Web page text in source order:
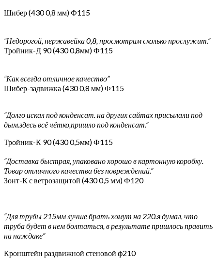
Шибер (430 0,8 мм) Ф115
“Недорогой, нержавейка 0,8, просмотрим сколько прослужит.”
Тройник-Д 90 (430 0,8мм) Ф115
“Как всегда отличное качество”
Шибер-задвижка (430 0,8 мм) Ф115
“Долго искал под конденсат. на других сайтах присылали под
дым.здесь всё чётко,пришло под конденсат.”
Тройник-К 90 (430 0,5мм) Ф115
“Доставка быстрая, упаковано хорошо в картонную коробку.
Товар отличного качества без повреждений.”
Зонт-К с ветрозащитой (430 0,5 мм) Ф120
“Для трубы 215мм лучше брать хомут на 220.я думал, что
труба будет в нем болтаться, в результате пришлось править
на наждаке”
Кронштейн раздвижной стеновой ф210